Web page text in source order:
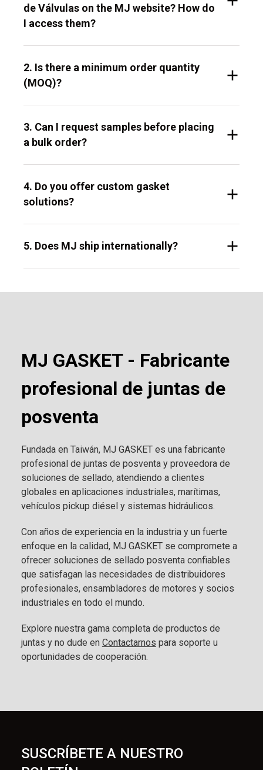
de Válvulas on the MJ website? How do
I access them?
2. Is there a minimum order quantity
(MOQ)?
3. Can I request samples before placing
a bulk order?
4. Do you offer custom gasket
solutions?
5. Does MJ ship internationally?
MJ GASKET - Fabricante
profesional de juntas de
posventa
Fundada en Taiwán, MJ GASKET es una fabricante
profesional de juntas de posventa y proveedora de
soluciones de sellado, atendiendo a clientes
globales en aplicaciones industriales, marítimas,
vehículos pickup diésel y sistemas hidráulicos.
Con años de experiencia en la industria y un fuerte
enfoque en la calidad, MJ GASKET se compromete a
ofrecer soluciones de sellado posventa confiables
que satisfagan las necesidades de distribuidores
profesionales, ensambladores de motores y socios
industriales en todo el mundo.
Explore nuestra gama completa de productos de
juntas y no dude en Contactarnos para soporte u
oportunidades de cooperación.
SUSCRÍBETE A NUESTRO